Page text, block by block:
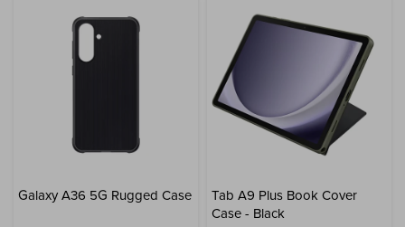
Galaxy A36 5G Rugged Case
Tab A9 Plus Book Cover
Case - Black